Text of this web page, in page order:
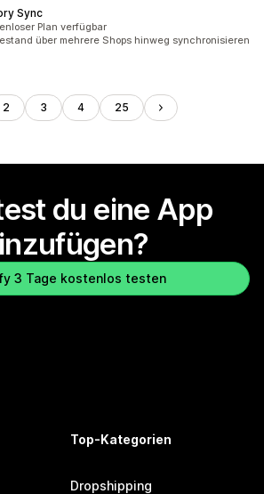
Sync
insgesamtPlan verfügbar
über mehrere Shops hinweg synchronisieren
2 3 4 25
du eine App
3 Tage kostenlos testen
Top-Kategorien
Dropshipping